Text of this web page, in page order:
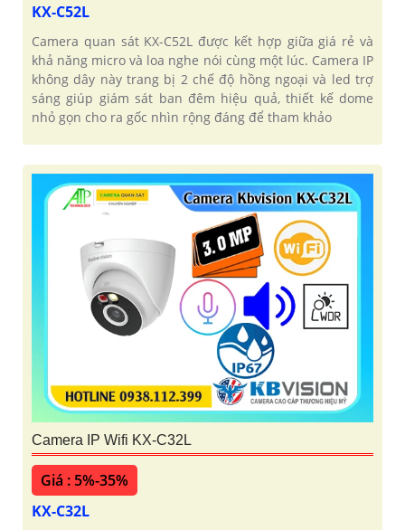
KX-C52L
Camera quan sát KX-C52L được kết hợp giữa giá rẻ và
khả năng micro và loa nghe nói cùng một lúc. Camera IP
không dây này trang bị 2 chế độ hồng ngoại và led trợ
sáng giúp giám sát ban đêm hiệu quả, thiết kế dome
nhỏ gọn cho ra gốc nhìn rộng đáng để tham khảo
Camera IP Wifi KX-C32L
Giá : 5%-35%
KX-C32L